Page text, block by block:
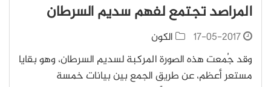
المراصد تجتمع لفهم سديم السرطان
17-05-2017
الكون
وقد جُمعت هذه الصورة المركبة لسديم السرطان، وهو بقايا
مستعر أعظم، عن طريق الجمع بين بيانات خمسة